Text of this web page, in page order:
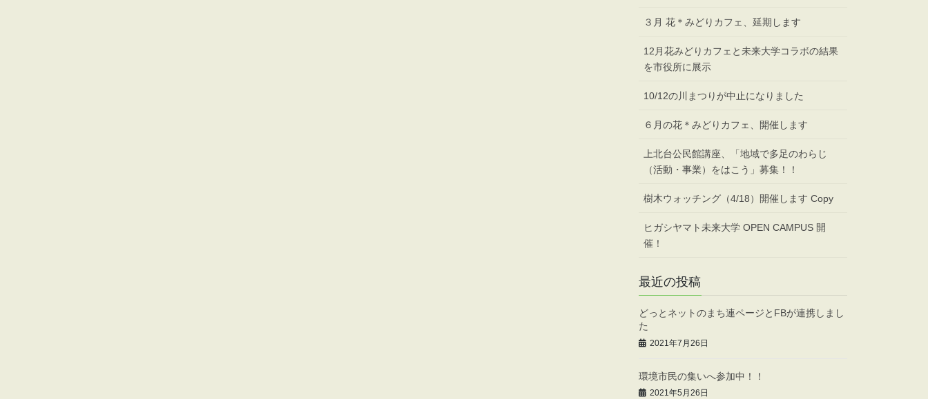
３月 花＊みどりカフェ、延期します
12月花みどりカフェと未来大学コラボの結果
を市役所に展示
10/12の川まつりが中止になりました
６月の花＊みどりカフェ、開催します
上北台公民館講座、「地域で多足のわらじ
（活動・事業）をはこう」募集！！
樹木ウォッチング（4/18）開催します Copy
ヒガシヤマト未来大学 OPEN CAMPUS 開
催！
最近の投稿
どっとネットのまち連ページとFBが連携しまし
た
2021年7月26日
環境市民の集いへ参加中！！
2021年5月26日